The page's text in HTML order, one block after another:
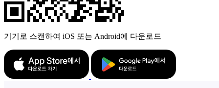
기기로 스캔하여 iOS 또는 Android에 다운로드